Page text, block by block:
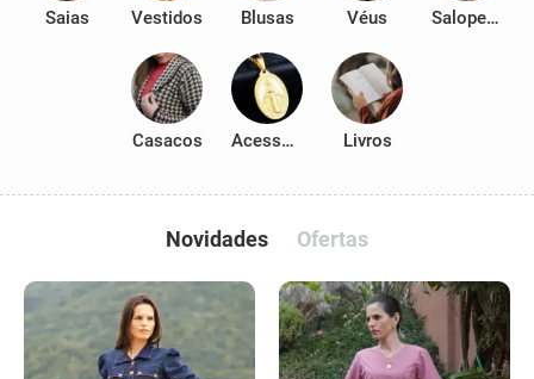
Saias Vestidos Blusas Véus Salopetes
Casacos Acessórios Livros
Novidades Ofertas